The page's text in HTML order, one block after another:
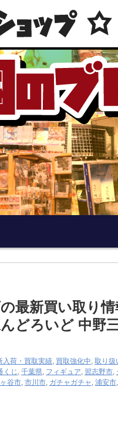
最新買い取り
どろいど ​中野
入荷・買取実績, 買取強化中, 取り扱
くじ , 千葉県, フィギュア, 習志野市,
谷市, 市川市, ガチャガチャ , 浦安市,